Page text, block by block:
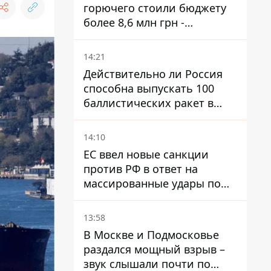
горючего стоили бюджету
более 8,6 млн грн -
предприятие возместило
убытки
14:21
Действительно ли Россия
способна выпускать 100
баллистических ракет в
месяц и что с этим делать
14:10
ЕС ввел новые санкции
против РФ в ответ на
массированные удары по
Украине - Каллас раскрыла
детали
13:58
В Москве и Подмосковье
раздался мощный взрыв –
звук слышали почти по